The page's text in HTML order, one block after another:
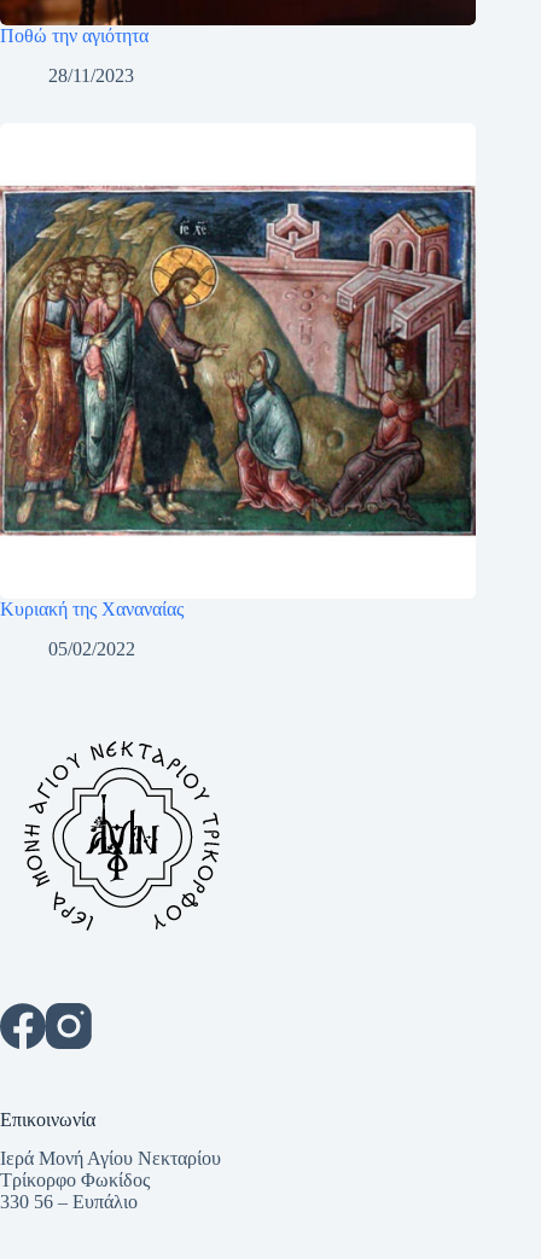
Ποθώ την αγιότητα
28/11/2023
Κυριακή της Χαναναίας
05/02/2022
Επικοινωνία
Ιερά Μονή Αγίου Νεκταρίου
Τρίκορφο Φωκίδος
330 56 – Ευπάλιο